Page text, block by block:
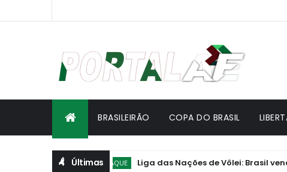
BRASILEIRÃO COPA DO BRASIL
Últimas
DESTAQUE Liga das Nações de Vôlei: Brasil vence